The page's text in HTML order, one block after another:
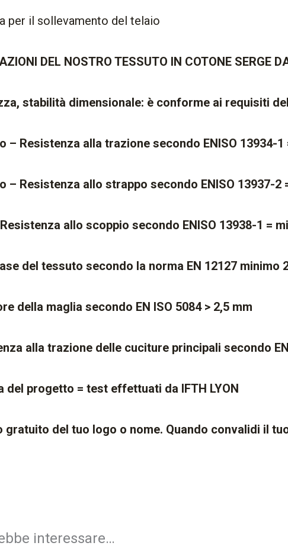
per il sollevamento del telaio
DEL NOSTRO TESSUTO IN COTONE SERGE
stabilità dimensionale: è conforme ai requisiti
– Resistenza alla trazione secondo ENISO 13934-1
– Resistenza allo strappo secondo ENISO 13937-2
allo scoppio secondo ENISO 13938-1 =
del tessuto secondo la norma EN 12127 minimo
della maglia secondo EN ISO 5084 > 2,5 mm
alla trazione delle cuciture principali secondo
del progetto = test effettuati da IFTH LYON
gratuito del tuo logo o nome. Quando convalidi il
interessare…